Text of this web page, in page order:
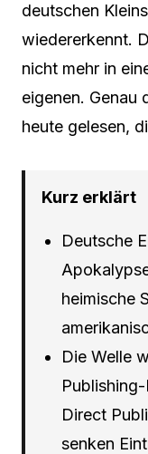
deutschen
wiedererkennt.
nicht mehr in
eigenen. Genau
heute gelesen,
Kurz erklärt
Deutsche
heimische
Die Welle
Direct
senken